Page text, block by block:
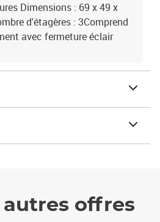
Dimensions : 69 x 49 x
d'étagères : 3Comprend
avec fermeture éclair
autres offres